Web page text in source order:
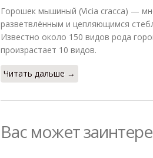
Горошек мышиный (Vicia cracca) —
разветвлённым и цепляющимся
Известно около 150 видов рода
произрастает 10 видов.
Читать дальше →
Вас может